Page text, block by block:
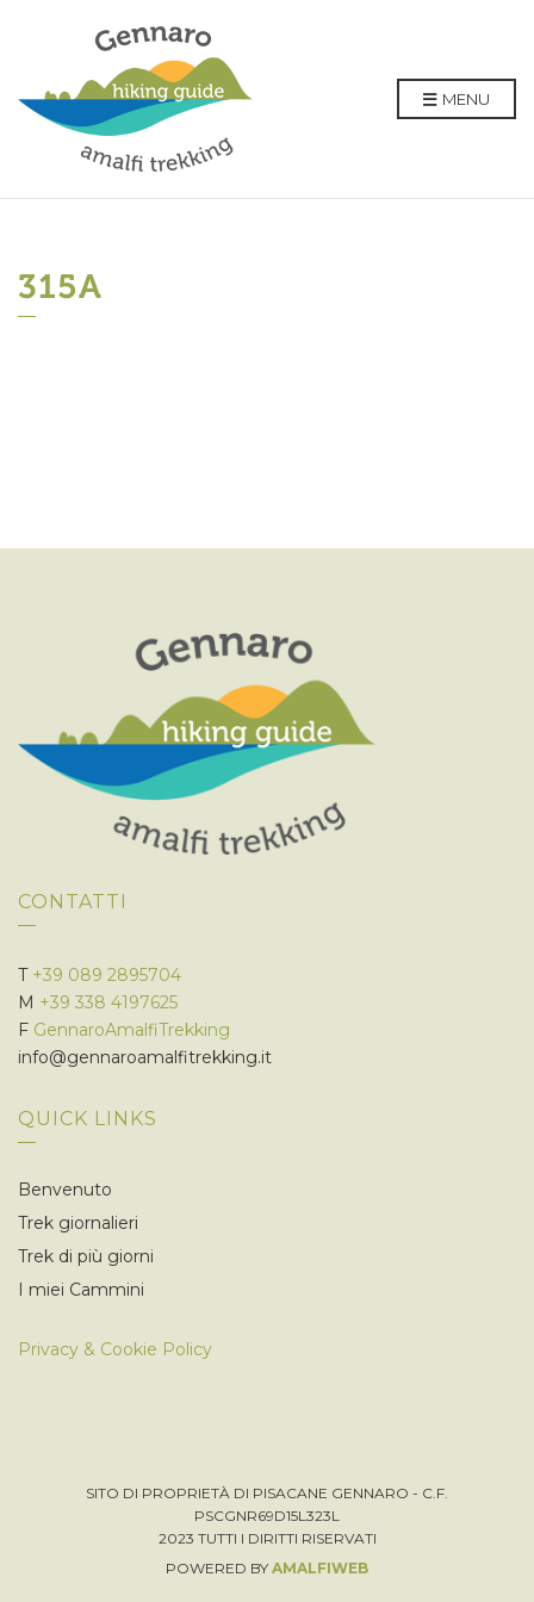
MENU
315A
CONTATTI
T +39 089 2895704
M +39 338 4197625
F GennaroAmalfiTrekking
info@gennaroamalfitrekking.it
QUICK LINKS
Benvenuto
Trek giornalieri
Trek di più giorni
I miei Cammini
Privacy & Cookie Policy
SITO DI PROPRIETÀ DI PISACANE GENNARO - C.F.
PSCGNR69D15L323L
2023 TUTTI I DIRITTI RISERVATI
POWERED BY AMALFIWEB